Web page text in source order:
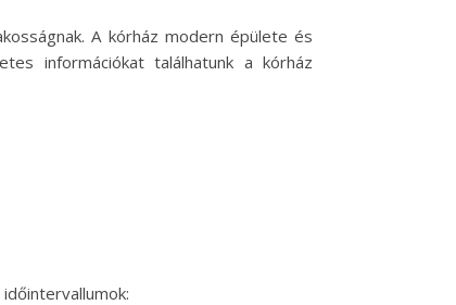
A kórház modern épülete és
információkat találhatunk a kórház